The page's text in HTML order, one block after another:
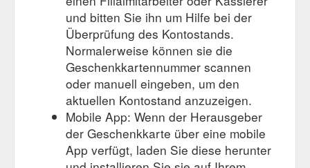
und bitten Sie ihn um Hilfe bei der
Überprüfung des Kontostands.
Normalerweise können sie die
Geschenkkartennummer scannen
oder manuell eingeben, um den
aktuellen Kontostand anzuzeigen.
Mobile App: Wenn der Herausgeber
der Geschenkkarte über eine mobile
App verfügt, laden Sie diese herunter